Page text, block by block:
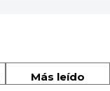
Más leído